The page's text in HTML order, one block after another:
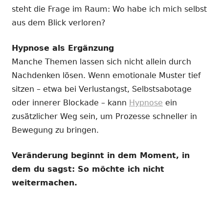
steht die Frage im Raum: Wo habe ich mich selbst
aus dem Blick verloren?
Hypnose als Ergänzung
Manche Themen lassen sich nicht allein durch
Nachdenken lösen. Wenn emotionale Muster tief
sitzen – etwa bei Verlustangst, Selbstsabotage
oder innerer Blockade – kann Hypnose ein
zusätzlicher Weg sein, um Prozesse schneller in
Bewegung zu bringen.
Veränderung beginnt in dem Moment, in
dem du sagst: So möchte ich nicht
weitermachen.